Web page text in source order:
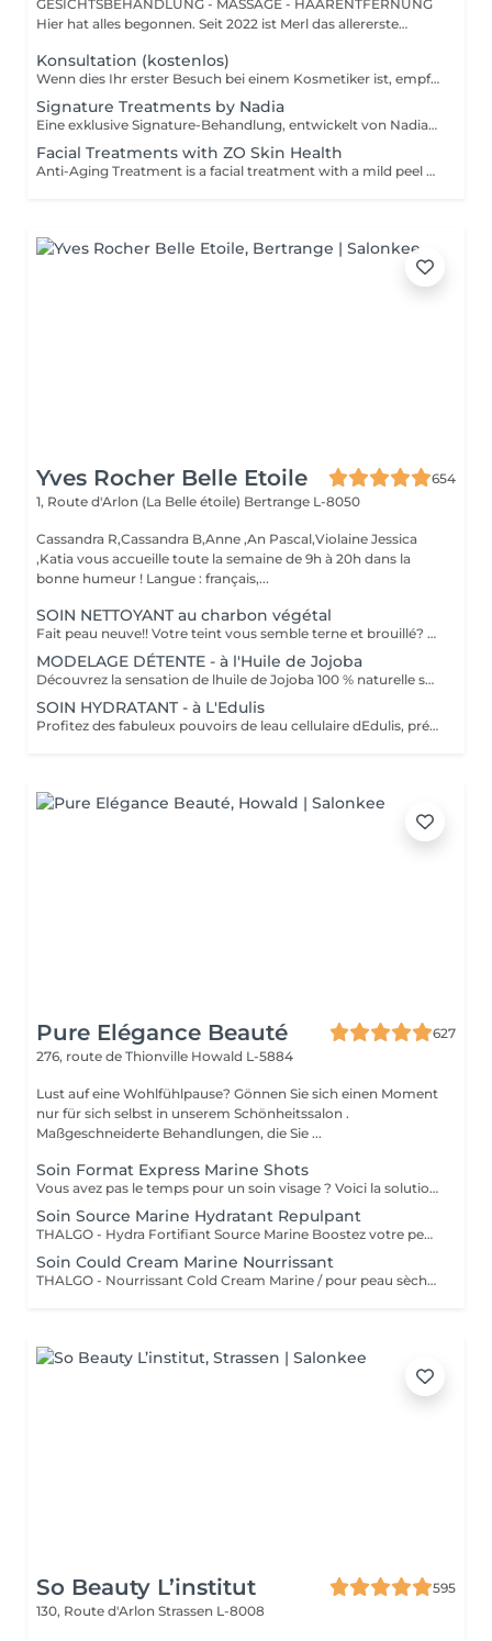
GESICHTSBEHANDLUNG - MASSAGE - HAARENTFERNUNG
Hier hat alles begonnen. Seit 2022 ist Merl das allererste
Konsultation (kostenlos)
Wenn dies Ihr erster Besuch bei einem Kosmetiker ist, empfehlen wir, mit einer Beratung zu beginnen. Wie wird die Beratung durchgeführt? - nur Beratung - Wir bestimmen Ihren Hauttyp, besprechen Ihre gewünschten Ergebnisse, helfen Ihnen bei der Auswahl der richtigen Hautpflegeprodukte und entscheiden, welche Behandlung Ihre spezifischen Anliegen am besten anspricht. - Beratung + erste Behandlung - Wir bestimmen Ihren Hauttyp, besprechen Ihre gewünschten Ergebnisse, helfen Ihnen bei der Auswahl der richtigen Hautpflegeprodukte und entscheiden, welche Behandlung Ihre spezifischen Anliegen am besten anspricht. Wir führen die erste Behandlung direkt nach der Beratung durch.
Signature Treatments by Nadia
Eine exklusive Signature-Behandlung, entwickelt von Nadia, unserer Kosmetikerin, speziell für die empfindliche Augen- und Hals-/Dekolletépartie. Sie spendet intensive Feuchtigkeit und verbessert die Elastizität der Haut, wodurch Festigkeit, Geschmeidigkeit und ein sichtbar frischeres, revitalisiertes Hautbild gefördert werden. Die Behandlung hilft, das Erscheinungsbild feiner Linien zu reduzieren, verleiht der Augenpartie einen sanften aufhellenden Effekt und sorgt für ein natürliches Lifting-Ergebnis für einen erholten Blick und ein jugendlicheres Aussehen. Eine weitere Option kombiniert die intensive Feuchtigkeitspflege für Augen- und Halsbereich mit einer vollständigen Gesichtsbehandlung und bietet so ein besonders umfassendes Pflegeerlebnis.
Facial Treatments with ZO Skin Health
Anti-Aging Treatment is a facial treatment with a mild peel designed to restore hydration, smooth dry, rough texture, soften lines and strengthen skin to prevent future aging and skin damage. Redness Treatment is a facial treatment with a mild peel designed to calm skin and minimize symptoms associated with red, sensitized skin, including rosacea. Ultra Hydration Treatment is a facial treatment with a mild peel designed to soothe skin and restore hydration in dry, dehydrated skin. Skin Brightening Treatment is a facial treatment with a mild peel designed to target mild discoloration and restore a more even skin tone. Acne + Oil Control Treatment is a facial treatment with a mild peel to decongest pores, absorb excess surface oil, target blemishes and prevent future breakouts. Enzyme Facial Treatment is a gentle, effective facial treatment with enzymatic exfoliation to revive dull skin, replenish hydration, soothe skin and restore healthy skin barrier to strengthen skin. Stimulator Peel is the perfect lunchtime peel, gentle enough for all skin types. An effective blend of AHAs provide immediately healthier, glowing skin with no downtime. Added antioxidants and anti-irritants neutralize free radicals and calm the skin.
Yves Rocher Belle Etoile
654
1, Route d'Arlon (La Belle étoile) Bertrange L-8050
Cassandra R,Cassandra B,Anne ,An Pascal,Violaine Jessica
,Katia vous accueille toute la semaine de 9h à 20h dans la
bonne humeur ! Langue : français,...
SOIN NETTOYANT au charbon végétal
Fait peau neuve!! Votre teint vous semble terne et brouillé? vous ressentez le besoin de nettoyer votre peau ?.Ce soin nettoyant s'adresse à vous. Il permettra de traiter votre peau sans la décaper. Purifié et detoxifiie votre visage retrouve un teint unifié, frais et lumineux. Une vraie bouffée d'oxygène pour votre peau !! Idéal pour les peaux mixtes à Grasses
MODELAGE DÉTENTE - à l'Huile de Jojoba
Découvrez la sensation de lhuile de Jojoba 100 % naturelle sur votre peau. Nourrie, votre peau retrouve tout son confort. Libéré de ses tensions grâce aux mains habiles de notre esthéticienne, votre visage est détendu. Bénéfices : Nourrie, votre peau retrouve tout son confort.
SOIN HYDRATANT - à L'Edulis
Profitez des fabuleux pouvoirs de leau cellulaire dEdulis, précieuse source dhydratation continue. Après la brumisation du Sérum concentré en eau cellulaire, le Masque Crème ressourçant se transforme en une texture soyeuse qui fond sur votre peau sous le délicat modelage de notre esthéticienne. Bénéfices : Gorgée deau, votre peau retrouve douceur, souplesse et éclat. Retrouvez le confort dune peau hydratée en continu.
Pure Elégance Beauté
627
276, route de Thionville Howald L-5884
Lust auf eine Wohlfühlpause? Gönnen Sie sich einen Moment
nur für sich selbst in unserem Schönheitssalon .
Maßgeschneiderte Behandlungen, die Sie ...
Soin Format Express Marine Shots
Vous avez pas le temps pour un soin visage ? Voici la solution un soin express de 30 minutes.
Soin Source Marine Hydratant Repulpant
THALGO - Hydra Fortifiant Source Marine Boostez votre peau avec la technologie du masque LED : un soin haute performance qui stimule , traite et illumine votre teint dès la première séance
Soin Could Cream Marine Nourrissant
THALGO - Nourrissant Cold Cream Marine / pour peau sèche Boostez votre peau avec la technologie du masque LED : un soin haute performance qui stimule , traite et illumine votre teint dès la première séance
So Beauty L’institut
595
130, Route d'Arlon Strassen L-8008